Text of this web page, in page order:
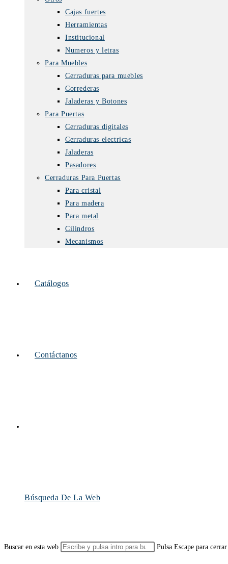
Cajas fuertes
Herramientas
Institucional
Numeros y letras
Para Muebles
Cerraduras para muebles
Correderas
Jaladeras y Botones
Para Puertas
Cerraduras digitales
Cerraduras electricas
Jaladeras
Pasadores
Cerraduras Para Puertas
Para cristal
Para madera
Para metal
Cilindros
Mecanismos
Catálogos
Contáctanos
Búsqueda De La Web
Buscar en esta web Pulsa Escape para